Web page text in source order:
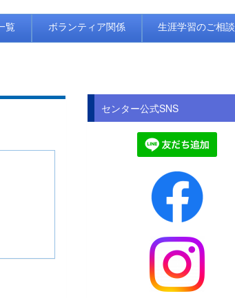
覧 ボランティア関係 生涯学習のご相談
センター公式SNS